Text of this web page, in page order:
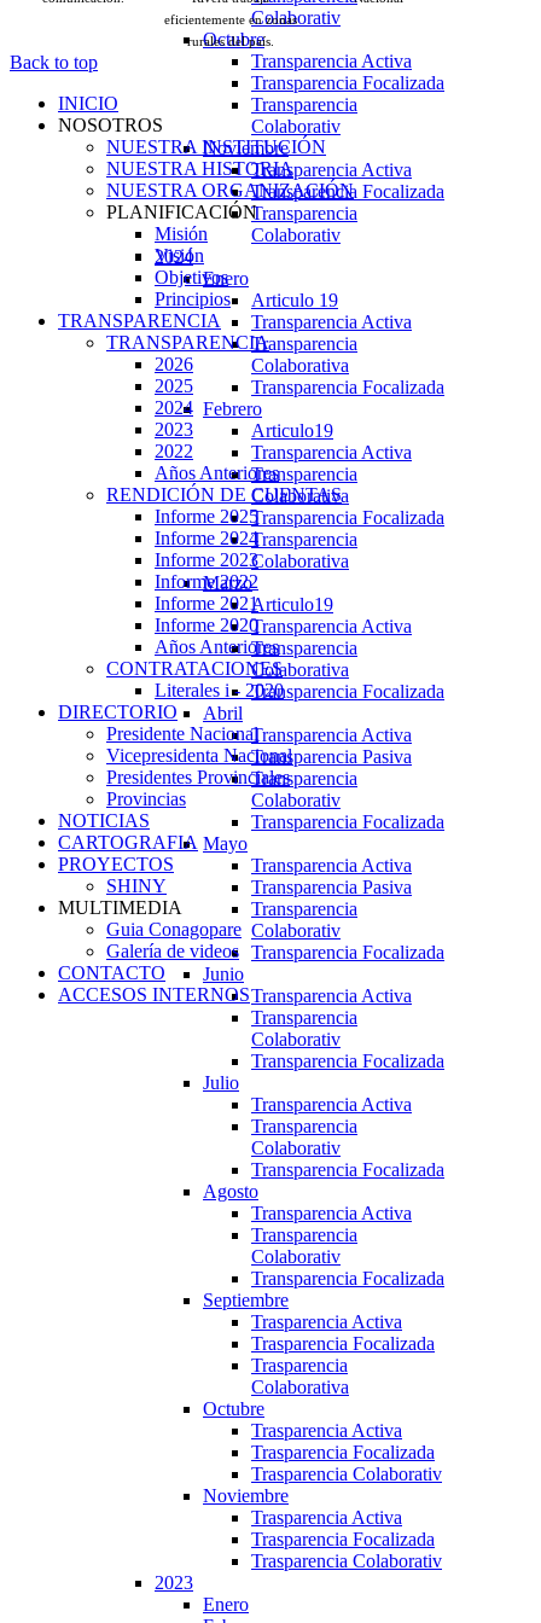
Colaborativ
Octubre
Transparencia Activa
Transparencia Focalizada
Transparencia
Colaborativ
Noviembre
Transparencia Activa
Transparencia Focalizada
Transparencia
Colaborativ
2024
Enero
Articulo 19
Transparencia Activa
Transparencia
Colaborativa
Transparencia Focalizada
Febrero
Articulo19
Transparencia Activa
Transparencia
Colaborativa
Transparencia Focalizada
Transparencia
Colaborativa
Marzo
Articulo19
Transparencia Activa
Transparencia
Colaborativa
Transparencia Focalizada
Abril
Transparencia Activa
Transparencia Pasiva
Transparencia
Colaborativ
Transparencia Focalizada
Mayo
Transparencia Activa
Transparencia Pasiva
Transparencia
Colaborativ
Transparencia Focalizada
Junio
Transparencia Activa
Transparencia
Colaborativ
Transparencia Focalizada
Julio
Transparencia Activa
Transparencia
Colaborativ
Transparencia Focalizada
Agosto
Transparencia Activa
Transparencia
Colaborativ
Transparencia Focalizada
Septiembre
Trasparencia Activa
Trasparencia Focalizada
Trasparencia
Colaborativa
Octubre
Trasparencia Activa
Trasparencia Focalizada
Trasparencia Colaborativ
Noviembre
Trasparencia Activa
Trasparencia Focalizada
Trasparencia Colaborativ
2023
Enero
eficientemente en zonas
rurales del país.
Back to top
INICIO
NOSOTROS
NUESTRA INSTITUCIÓN
NUESTRA HISTORIA
NUESTRA ORGANIZACIÓN
PLANIFICACIÓN
Misión
Visión
Objetivos
Principios
TRANSPARENCIA
TRANSPARENCIA
2026
2025
2024
2023
2022
Años Anteriores
RENDICIÓN DE CUENTAS
Informe 2025
Informe 2024
Informe 2023
Informe 2022
Informe 2021
Informe 2020
Años Anteriores
CONTRATACIONES
Literales i - 2020
DIRECTORIO
Presidente Nacional
Vicepresidenta Nacional
Presidentes Provinciales
Provincias
NOTICIAS
CARTOGRAFIA
PROYECTOS
SHINY
MULTIMEDIA
Guia Conagopare
Galería de videos
CONTACTO
ACCESOS INTERNOS